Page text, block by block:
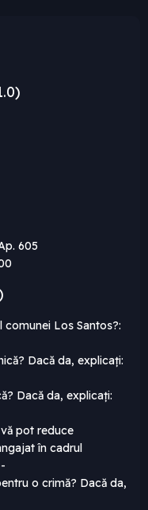
605
comunei Los Santos?:
Dacă da, explicați:
Dacă da, explicați:
pot reduce
în cadrul
o crimă? Dacă da,